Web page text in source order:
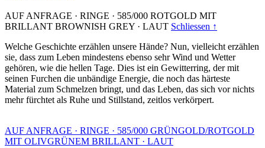
AUF ANFRAGE · RINGE · 585/000 ROTGOLD MIT
BRILLANT BROWNISH GREY · LAUT Schliessen ↑
Welche Geschichte erzählen unsere Hände? Nun, vielleicht erzählen
sie, dass zum Leben mindestens ebenso sehr Wind und Wetter
gehören, wie die hellen Tage. Dies ist ein Gewitterring, der mit
seinen Furchen die unbändige Energie, die noch das härteste
Material zum Schmelzen bringt, und das Leben, das sich vor nichts
mehr fürchtet als Ruhe und Stillstand, zeitlos verkörpert.
AUF ANFRAGE · RINGE · 585/000 GRÜNGOLD/ROTGOLD
MIT OLIVGRÜNEM BRILLANT · LAUT